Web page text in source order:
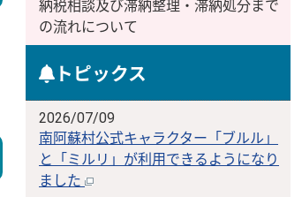
納税相談及び滞納整理・滞納処分まで
の流れについて
トピックス
2026/07/09
南阿蘇村公式キャラクター「ブルル」
と「ミルリ」が利用できるようになり
ました